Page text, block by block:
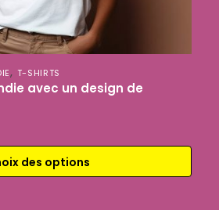
, T-SHIRTS
avec un design de
des options